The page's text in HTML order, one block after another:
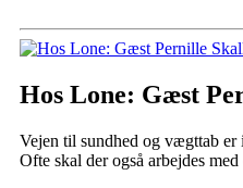
Hos Lone: Gæst
Vejen til sundhed og vægttab er
Ofte skal der også arbejdes